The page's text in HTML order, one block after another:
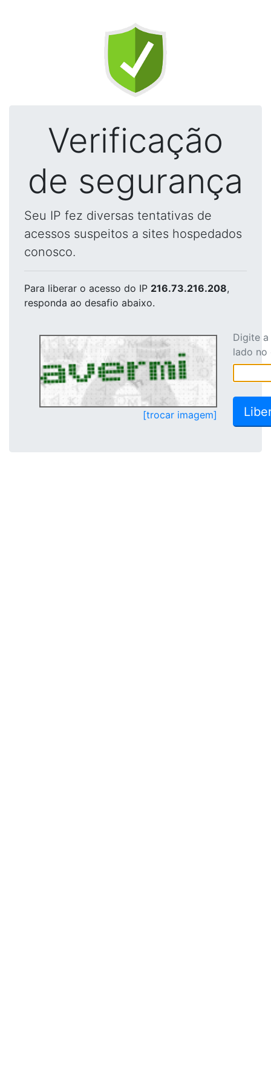
Verificação
de segurança
Seu IP fez diversas tentativas de
acessos suspeitos a sites hospedados
conosco.
Para liberar o acesso do IP 216.73.216.208,
responda ao desafio abaixo.
[trocar imagem]
Digite
lado no